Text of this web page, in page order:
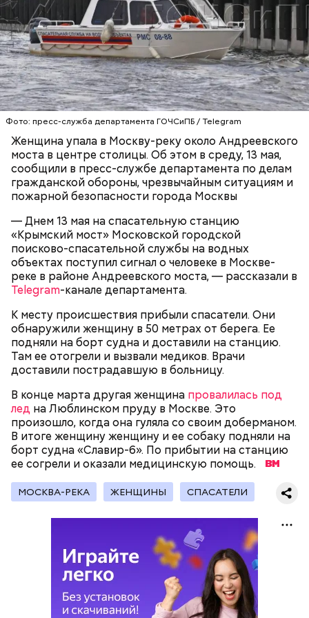
Фото: пресс-служба департамента ГОЧСиПБ / Telegram
Женщина упала в Москву-реку около Андреевского
моста в центре столицы. Об этом в среду, 13 мая,
сообщили в пресс-службе департамента по делам
гражданской обороны, чрезвычайным ситуациям и
пожарной безопасности города Москвы
— Днем 13 мая на спасательную станцию
«Крымский мост» Московской городской
поисково-спасательной службы на водных
объектах поступил сигнал о человеке в Москве-
реке в районе Андреевского моста, — рассказали в
Telegram-канале департамента.
К месту происшествия прибыли спасатели. Они
обнаружили женщину в 50 метрах от берега. Ее
подняли на борт судна и доставили на станцию.
Там ее отогрели и вызвали медиков. Врачи
доставили пострадавшую в больницу.
В конце марта другая женщина провалилась под
лед на Люблинском пруду в Москве. Это
произошло, когда она гуляла со своим доберманом.
В итоге женщину женщину и ее собаку подняли на
борт судна «Славир-6». По прибытии на станцию
ее согрели и оказали медицинскую помощь.
МОСКВА-РЕКА ЖЕНЩИНЫ СПАСАТЕЛИ
— Гасанов, являясь индивидуальным
предпринимателем, осуществлял
предпринимательскую деятельность в области
продажи и размещения рекламы в социальных
сетях. С целью сокрытия своих доходов часть
покупателей различных мотивационных курсов и
прогнозов ставок на спорт Гасанов получал на
свои личные лицевые счета как физического лица, а
также на подконтрольные родственникам лицевые
счета, — пояснили в
московской прокуратуре
Родственники обналичивали деньги и возвращали
их Гасанову. А чтобы пользоваться деньгами и не
вызвать подозрений у налоговой, Гасанов либо
распределял их между еще несколькими счетами,
либопокупал на них квартиры.
Блогеру грозило до семи лет лишения свободы.
Первой жертвой Миссюры была его девушка.
Именно на ней молодой человек впервые испытал
химикаты, купленные в интернет-магазине. 13
января 2024 года он подсыпал дихлорэтан в
Следующим подопытным стал друг детства
когда молодые люди ехали вместе в машине,
подозреваемый угостил приятеля морсом с
этиленгликолем. Через два дня Константин умер в
больнице.
— Мы съездили за витаминами, вернулись обратно,
поднялись домой. У него ухудшилось самочувствие
через сутки... Его увезли в больницу,
реанимировали, и там он скончался, — рассказывал
Видео: пресс-служба ГСУ СК по Московской области